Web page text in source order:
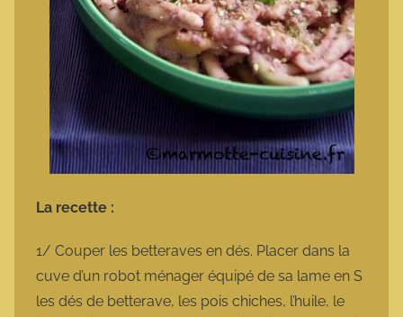
La recette :
1/ Couper les betteraves en dés. Placer dans la
cuve d’un robot ménager équipé de sa lame en S
les dés de betterave, les pois chiches, l’huile, le